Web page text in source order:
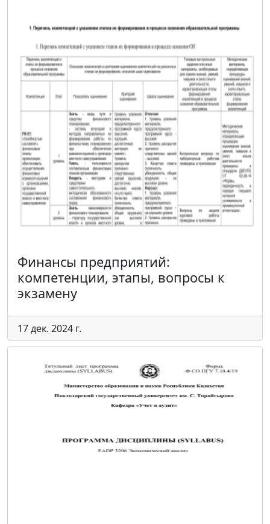
Финансы предприятий:
компетенции, этапы, вопросы к
экзамену
17 дек. 2024 г.